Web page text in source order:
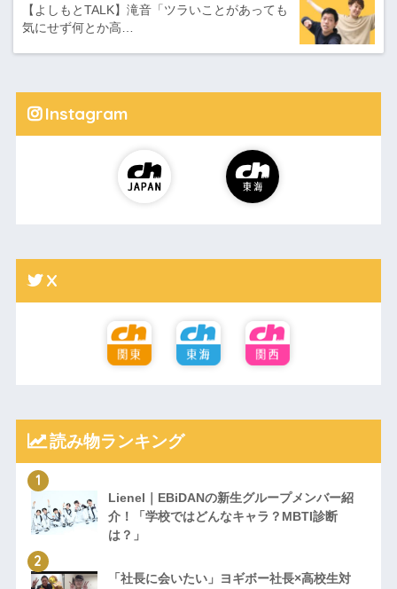
【よしもとTALK】滝音「ツラいことがあっても
気にせず何とか高…
Instagram
X
読み物ランキング
Lienel｜EBiDANの新生グループメンバー紹
介！「学校ではどんなキャラ？MBTI診断
は？」
「社長に会いたい」ヨギボー社長×高校生対